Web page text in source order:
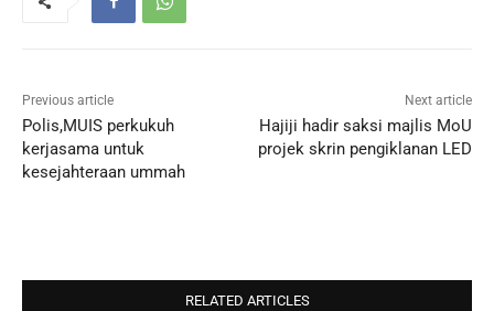
Previous article
Polis,MUIS perkukuh
kerjasama untuk
kesejahteraan ummah
Next article
Hajiji hadir saksi majlis MoU
projek skrin pengiklanan LED
RELATED ARTICLES